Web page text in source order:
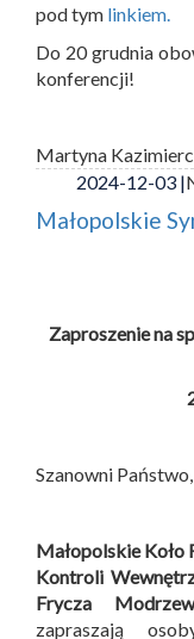
pod tym linkiem.
Do 20 grudnia
konferencji!
Martyna
2024-12-03 |
Małopolskie
Zaproszenie na
Szanowni Państwo,
Małopolskie Koło
Kontroli
Frycza
zapraszają